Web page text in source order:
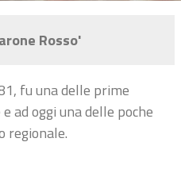
Rosso'
fu una delle prime
ad oggi una delle poche
regionale.